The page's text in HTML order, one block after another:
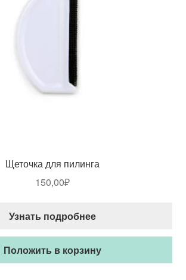
Щеточка для пилинга
150,00₽
Узнать подробнее
Положить в корзину